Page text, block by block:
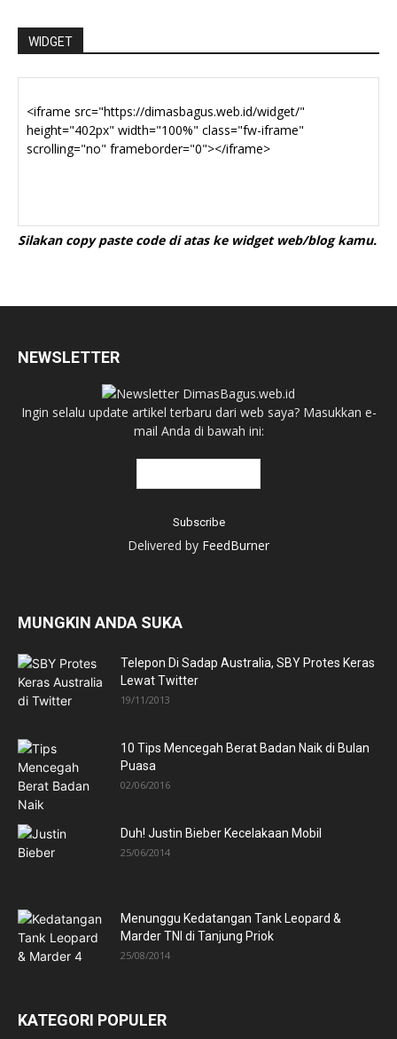
WIDGET
Silakan copy paste code di atas ke widget web/blog kamu.
NEWSLETTER
Ingin selalu update artikel terbaru dari web saya? Masukkan e-
mail Anda di bawah ini:
Delivered by FeedBurner
MUNGKIN ANDA SUKA
Telepon Di Sadap Australia, SBY Protes Keras
Lewat Twitter
19/11/2013
10 Tips Mencegah Berat Badan Naik di Bulan
Puasa
02/06/2016
Duh! Justin Bieber Kecelakaan Mobil
25/06/2014
Menunggu Kedatangan Tank Leopard &
Marder TNI di Tanjung Priok
25/08/2014
KATEGORI POPULER